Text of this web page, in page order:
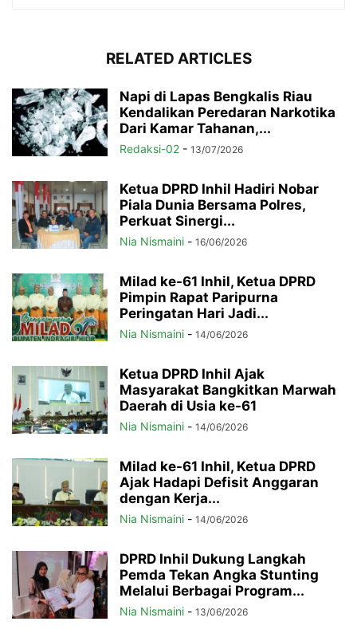
RELATED ARTICLES
Napi di Lapas Bengkalis Riau
Kendalikan Peredaran Narkotika
Dari Kamar Tahanan,...
Redaksi-02 - 13/07/2026
Ketua DPRD Inhil Hadiri Nobar
Piala Dunia Bersama Polres,
Perkuat Sinergi...
Nia Nismaini - 16/06/2026
Milad ke-61 Inhil, Ketua DPRD
Pimpin Rapat Paripurna
Peringatan Hari Jadi...
Nia Nismaini - 14/06/2026
Ketua DPRD Inhil Ajak
Masyarakat Bangkitkan Marwah
Daerah di Usia ke-61
Nia Nismaini - 14/06/2026
Milad ke-61 Inhil, Ketua DPRD
Ajak Hadapi Defisit Anggaran
dengan Kerja...
Nia Nismaini - 14/06/2026
DPRD Inhil Dukung Langkah
Pemda Tekan Angka Stunting
Melalui Berbagai Program...
Nia Nismaini - 13/06/2026